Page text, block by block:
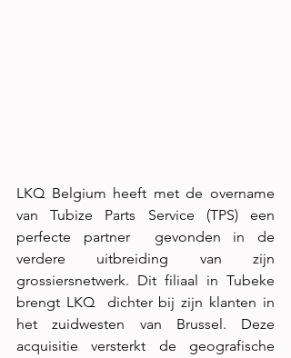
LKQ Belgium heeft met de overname
van Tubize Parts Service (TPS) een
perfecte partner  gevonden in de
verdere uitbreiding van zijn
grossiersnetwerk. Dit filiaal in Tubeke
brengt LKQ  dichter bij zijn klanten in
het zuidwesten van Brussel. Deze
acquisitie versterkt de geografische